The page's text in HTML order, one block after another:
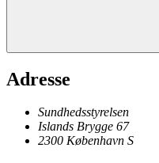
Adresse
Sundhedsstyrelsen
Islands Brygge 67
2300 København S